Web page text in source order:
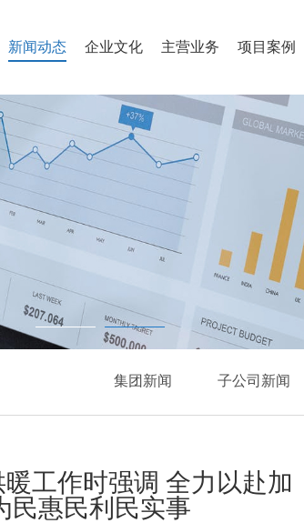
新闻动态 企业文化 主营业务 项目案例
集团新闻 子公司新闻
工作时强调 全力以赴加
民惠民利民实事